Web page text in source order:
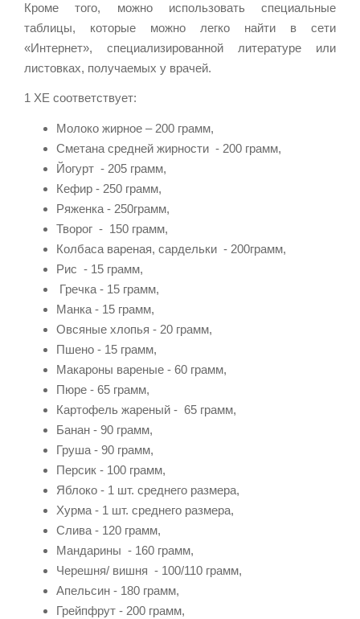
Кроме того, можно использовать специальные
таблицы, которые можно легко найти в сети
«Интернет», специализированной литературе или
листовках, получаемых у врачей.
1 ХЕ соответствует:
Молоко жирное – 200 грамм,
Сметана средней жирности - 200 грамм,
Йогурт - 205 грамм,
Кефир - 250 грамм,
Ряженка - 250грамм,
Творог - 150 грамм,
Колбаса вареная, сардельки - 200грамм,
Рис - 15 грамм,
Гречка - 15 грамм,
Манка - 15 грамм,
Овсяные хлопья - 20 грамм,
Пшено - 15 грамм,
Макароны вареные - 60 грамм,
Пюре - 65 грамм,
Картофель жареный - 65 грамм,
Банан - 90 грамм,
Груша - 90 грамм,
Персик - 100 грамм,
Яблоко - 1 шт. среднего размера,
Хурма - 1 шт. среднего размера,
Слива - 120 грамм,
Мандарины - 160 грамм,
Черешня/ вишня - 100/110 грамм,
Апельсин - 180 грамм,
Грейпфрут - 200 грамм,